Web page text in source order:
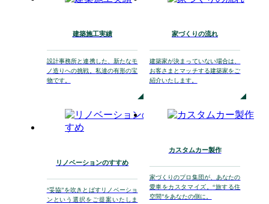
建築施工実績
設計事務所と連携した、新たなモ
ノ造りへの挑戦。 私達の有形の宝
物です。
家づくりの流れ
建築家が決まっていない場合は、
お客さまとマッチする建築家をご
紹介いたします。
リノベーションのすすめ
“妥協”を吹きとばすリノベーショ
ンという選択を ご提案いたしま
カスタムカー製作
家づくりのプロ集団が、あなたの
愛車をカスタマイズ。“旅する住
空間”をあなたの側に。